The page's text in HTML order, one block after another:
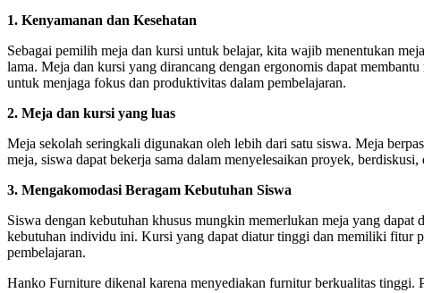
1. Kenyamanan dan Kesehatan
Sebagai pemilih meja dan kursi untuk belajar, kita wajib menentukan
lama. Meja dan kursi yang dirancang dengan ergonomis dapat
untuk menjaga fokus dan produktivitas dalam pembelajaran.
2. Meja dan kursi yang luas
Meja sekolah seringkali digunakan oleh lebih dari satu siswa. Meja
meja, siswa dapat bekerja sama dalam menyelesaikan proyek,
3. Mengakomodasi Beragam Kebutuhan Siswa
Siswa dengan kebutuhan khusus mungkin memerlukan meja yang
kebutuhan individu ini. Kursi yang dapat diatur tinggi dan memiliki fitur
pembelajaran.
Hanko Furniture dikenal karena menyediakan furnitur berkualitas tinggi.